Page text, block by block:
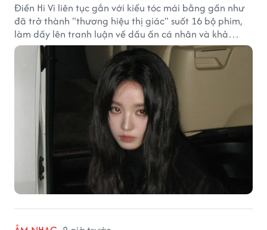
Điền Hi Vi liên tục gắn với kiểu tóc mái bằng gần như
đã trở thành "thương hiệu thị giác" suốt 16 bộ phim,
làm dấy lên tranh luận về dấu ấn cá nhân và khả
năng biến hóa trên màn ảnh.